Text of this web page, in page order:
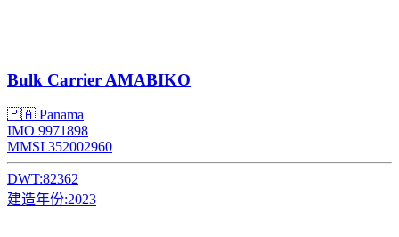
Bulk Carrier AMABIKO
🇵🇦 Panama
IMO 9971898
MMSI 352002960
DWT:82362
建造年份:2023